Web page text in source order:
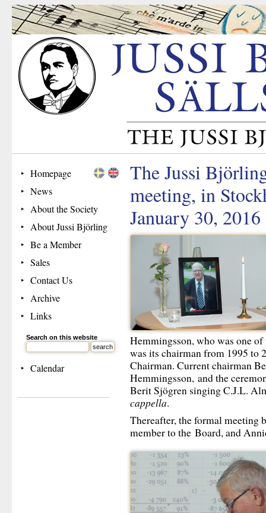
Homepage
News
About the Society
About Jussi Björling
Be a Member
Sales
Contact Us
Archive
Links
Search on this website
Calendar
The Jussi
meeting, in
January 30, 2016
Hemmingsson, who was one
was its chairman from 1995 to
Chairman. Current chairman
Hemmingsson, and the
Berit Sjögren singing C.J.L.
cappella.
Thereafter, the formal meeting
member to the Board, and